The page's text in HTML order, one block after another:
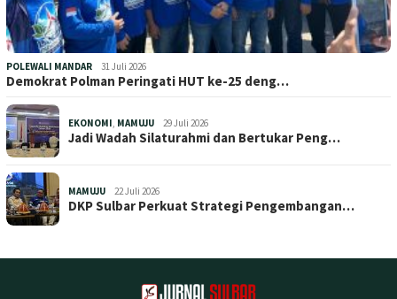
POLEWALI MANDAR 31 Juli 2026
Demokrat Polman Peringati HUT ke-25 deng…
EKONOMI MAMUJU 29 Juli 2026
Jadi Wadah Silaturahmi dan Bertukar Peng…
MAMUJU 22 Juli 2026
DKP Sulbar Perkuat Strategi Pengembangan…